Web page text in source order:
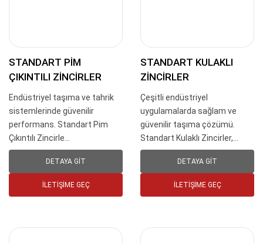
STANDART PIM
ÇIKINTILI ZINCIRLER
Endüstriyel taşıma ve tahrik
sistemlerinde güvenilir
performans. Standart Pim
Çıkıntılı Zincirle...
DETAYA GIT
İLETIŞIME GEÇ
STANDART KULAKLI
ZINCIRLER
Çeşitli endüstriyel
uygulamalarda sağlam ve
güvenilir taşıma çözümü.
Standart Kulaklı Zincirler,...
DETAYA GIT
İLETIŞIME GEÇ